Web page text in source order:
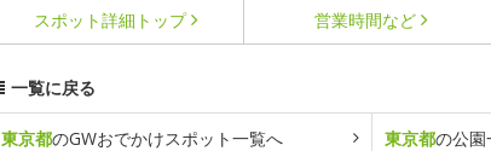
スポット詳細 トップ 営業時間など
一覧に戻る
東京都のGWおでかけスポット一覧へ 東京都の公園